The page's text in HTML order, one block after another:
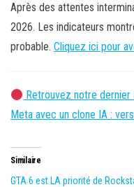
Après des attentes
2026. Les indicateurs
probable. Cliquez ici pour
Retrouvez notre
Meta avec un clone IA :
Similaire
GTA 6 est LA priorité de